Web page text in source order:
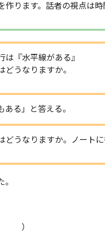
作ります。話者の視点は時
は『水平線がある』
どうなりますか。
る」と答える。
どうなりますか。ノートに